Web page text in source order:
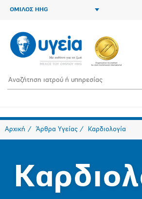
ΟΜΙΛΟΣ HHG
Αρχική Άρθρα Υγείας Καρδιολογία